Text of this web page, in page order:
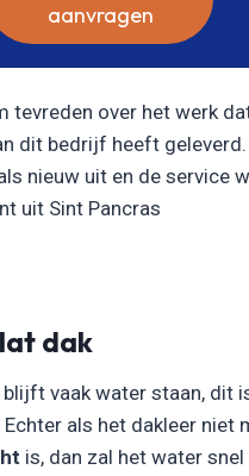
aanvragen
tevreden over het werk
dit bedrijf heeft
nieuw uit en de service
uit Sint Pancras
dak
blijft vaak water staan, dit
als het dakleer niet
is, dan zal het water snel